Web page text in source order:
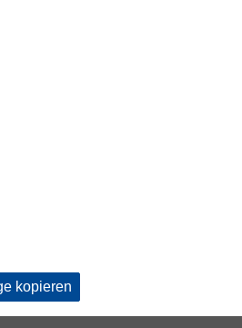
kopieren